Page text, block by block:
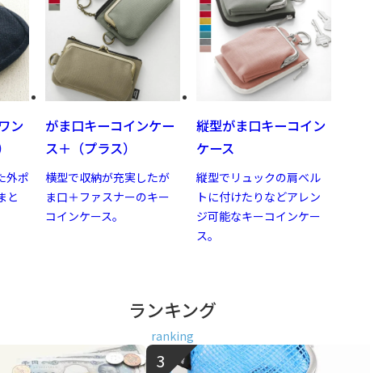
ン
外ポ
と
がま口キーコインケー
ス＋（プラス）
横型で収納が充実したが
ま口＋ファスナーのキー
コインケース。
縦型がま口キーコイン
ケース
縦型でリュックの肩ベル
トに付けたりなどアレン
ジ可能なキーコインケー
ス。
ランキング
ranking